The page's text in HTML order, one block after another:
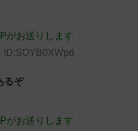
がお送りします
るぞ
がお送りします